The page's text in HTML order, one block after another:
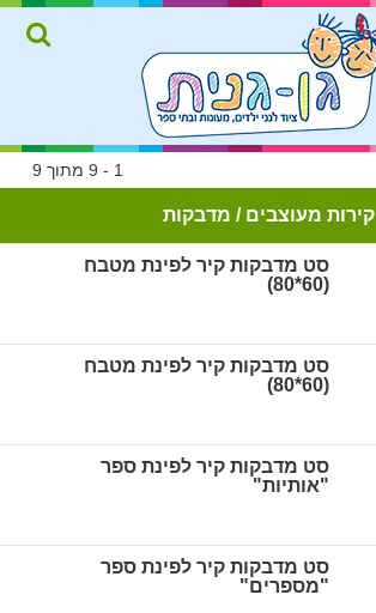
1 - 9 מתוך 9
קירות מעוצבים / מדבקות
סט מדבקות קיר לפינת מטבח
(60*80)
סט מדבקות קיר לפינת מטבח
(60*80)
סט מדבקות קיר לפינת ספר
"אותיות"
סט מדבקות קיר לפינת ספר
"מספרים"